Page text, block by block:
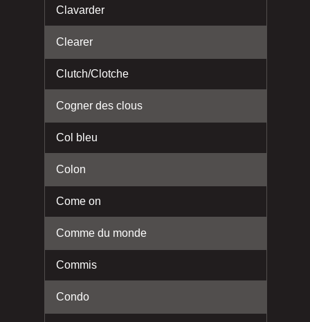
Clavarder
Clearer
Clutch/Clotche
Cogner des clous
Col bleu
Colon
Come on
Comme du monde
Commis
Condo